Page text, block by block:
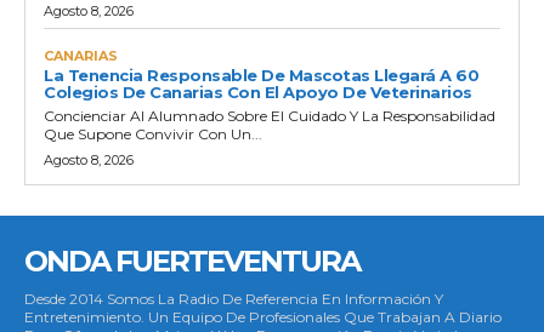
Agosto 8, 2026
CANARIAS
La Tenencia Responsable De Mascotas Llegará A 60
Colegios De Canarias Con El Apoyo De Veterinarios
Concienciar Al Alumnado Sobre El Cuidado Y La Responsabilidad
Que Supone Convivir Con Un...
Agosto 8, 2026
ONDA FUERTEVENTURA
Desde 2014 Somos La Radio De Referencia En Información Y
Entretenimiento. Un Equipo De Profesionales Que Trabajan A Diario